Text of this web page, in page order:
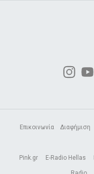
Επικοινωνία Διαφήμιση
Pink.gr E-Radio Hellas